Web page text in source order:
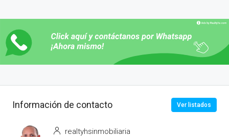
Información de contacto Ver listados
realtyhsinmobiliaria